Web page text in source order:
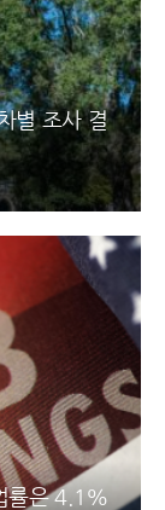
별 조사 결
률은 4.1%